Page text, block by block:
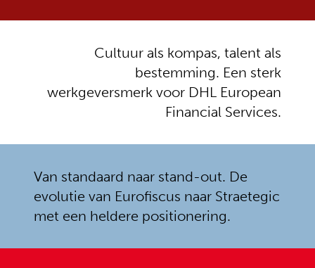
Cultuur als kompas, talent als
bestemming. Een sterk
werkgeversmerk voor DHL European
Financial Services.
Van standaard naar stand-out. De
evolutie van Eurofiscus naar Straetegic
met een heldere positionering.